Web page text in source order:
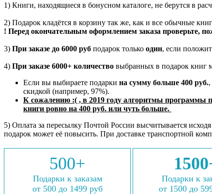
1) Книги, находящиеся в бонусном каталоге, не берутся в
2) Подарок кладётся в корзину так же, как и все обычные
! Перед окончательным оформлением заказа проверьте,
3) При заказе до 6000 руб подарок только один, если
4) При заказе 6000+ количество выбранных в подарок книг
Если вы выбираете подарки на сумму больше 400 руб.
скидкой (например, 97%).
К сожалению :( , в 2019 году алгоритмы программы
книги ровно на 400 руб. или чуть больше.
5) Оплата за пересылку Почтой России высчитывается
подарок может её повысить. При доставке транспортной
500+
Подарки к заказам
от 500 до 1499 руб
Подарки к
от 1500 до